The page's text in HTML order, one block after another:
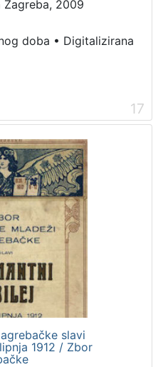
Zagreba, 2009
doba • Digitalizirana
17
slavi
1912 / Zbor